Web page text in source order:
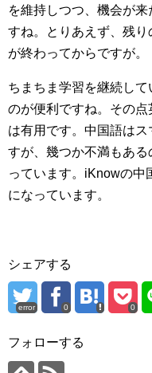
を維持しつつ、機会が
すね。とりあえず、残
が終わってからですが。
ちまちま学習を継続し
のが便利ですね。その
は有用です。中国語は
すが、幾つか不満もあ
っています。iKnowの中
になっています。
シェアする
error 0 0
フォローする